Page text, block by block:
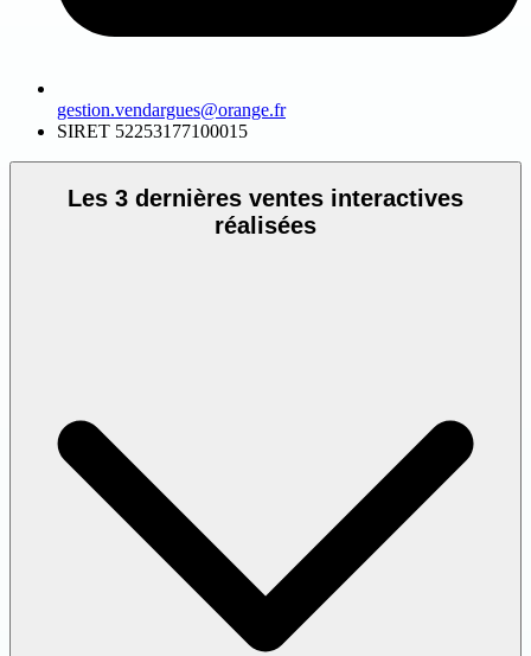
gestion.vendargues@orange.fr
SIRET 52253177100015
Les 3 dernières ventes interactives
réalisées